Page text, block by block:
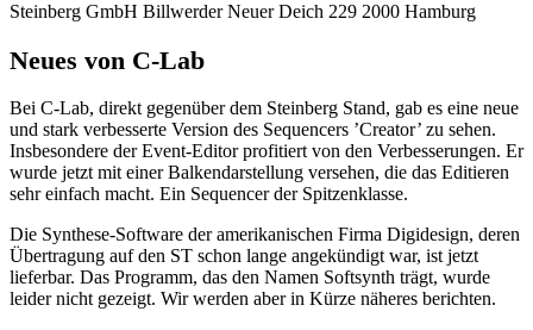
Steinberg GmbH Billwerder Neuer Deich 229 2000 Hamburg
Neues von C-Lab
Bei C-Lab, direkt gegenüber dem Steinberg Stand, gab es eine neue
und stark verbesserte Version des Sequencers ’Creator’ zu sehen.
Insbesondere der Event-Editor profitiert von den Verbesserungen. Er
wurde jetzt mit einer Balkendarstellung versehen, die das Editieren
sehr einfach macht. Ein Sequencer der Spitzenklasse.
Die Synthese-Software der amerikanischen Firma Digidesign, deren
Übertragung auf den ST schon lange angekündigt war, ist jetzt
lieferbar. Das Programm, das den Namen Softsynth trägt, wurde
leider nicht gezeigt. Wir werden aber in Kürze näheres berichten.